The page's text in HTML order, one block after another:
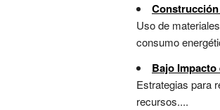
Uso de
consumo
Bajo
Estrategias para
recursos....